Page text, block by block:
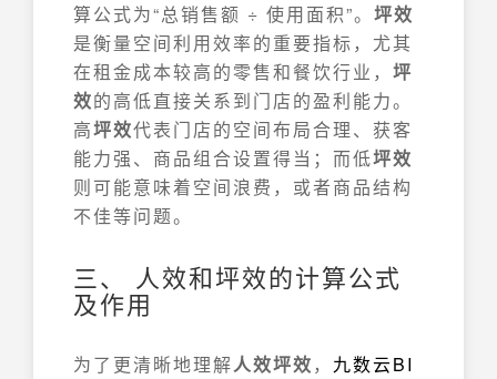
算公式为“总销售额 ÷ 使用面积”。 坪效
是衡量空间利用效率的重要指标，尤其
在租金成本较高的零售和餐饮行业， 坪
效的高低直接关系到门店的盈利能力。
高坪效代表门店的空间布局合理、获客
能力强、商品组合设置得当；而低坪效
则可能意味着空间浪费，或者商品结构
不佳等问题。
三、 人效和坪效的计算公式
及作用
为了更清晰地理解人效坪效 ， 九数云BI